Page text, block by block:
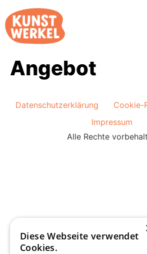
Angebot
Datenschutzerklärung Cookie-
Impressum
Alle Rechte
Diese Webseite verwendet
Cookies.